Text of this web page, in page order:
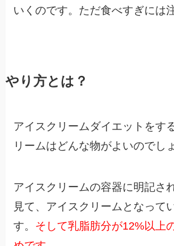
いくのです。ただ食べすぎには
やり方とは？
アイスクリームダイエットをす
リームはどんな物がよいのでし
アイスクリームの容器に明記さ
見て、アイスクリームとなって
す。 そして乳脂肪分が12%以上